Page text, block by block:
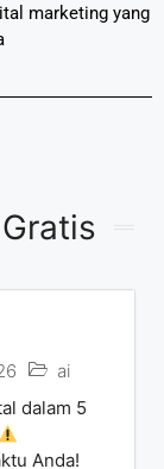
marketing yang
ai
dalam 5
Anda!